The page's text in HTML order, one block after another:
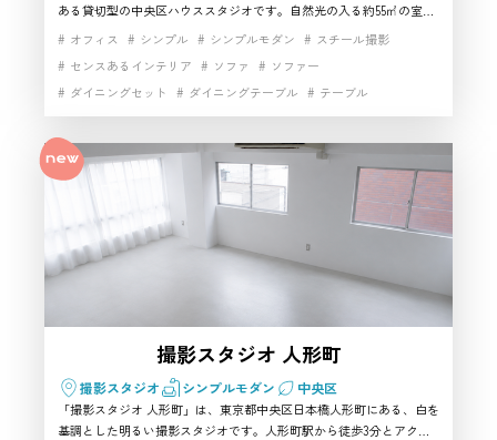
ある貸切型の中央区ハウススタジオです。自然光の入る約55㎡の室内
には、テーブル、椅子、ソファ、プロジェクター、スクリーン、高速
影、商品撮影、セミナー収録、ライブ配信まで幅広く対応します。家
具を動かして会議形式や対談形式へ変更しやすく、施術ベッドも4台
設置されているため、美容講習や研修動画にも活用できます。大型施
設ではありませんが、ビジネスシーンや講習風景を自然に撮影したい
方に使いやすい中央区の撮影スタジオとしておすすめです。
オフィス シンプル シンプルモダン
スチール撮影
センスあるインテリア
ソファ
ソファー
ダイニングセット
ダイニングテーブル
テーブル
ナチュラルテイスト
パーティー
マルチスペース
ミーティングルーム
ムービー撮影 モダン
リビング
動画撮影
家具・小物充実 家具充実
生活シーン
生活雑貨完備
白基調インテリア 自然光
開放感
階段
高速インターネット
撮影スタジオ 人形町
撮影スタジオ シンプルモダン 中央区
「撮影スタジオ 人形町」は、東京都中央区日本橋人形町にある、白を
基調とした明るい撮影スタジオです。人形町駅から徒歩3分とアクセ